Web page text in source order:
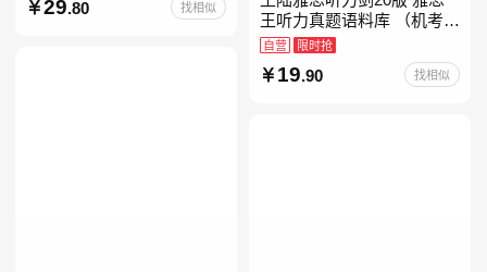
教育书
29.80 找相似
王听力真题语料库 （机考笔
试第二版）备考2026年新版
领跑雅思听力IELTS听力语
料库 新增在
自营 限时抢
19.90 找相似